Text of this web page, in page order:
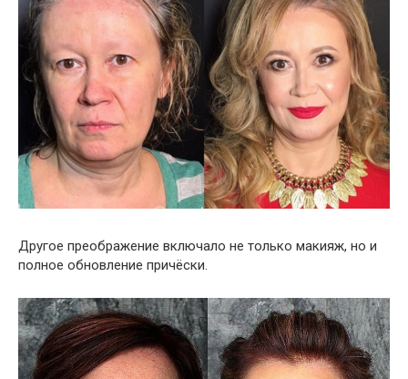
Другое преображение включало не только макияж, но и
полное обновление причёски.